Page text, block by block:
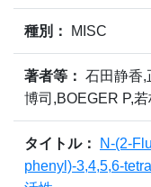
種別： MISC
著者等： 石田静香,
博司,BOEGER P,
タイトル：
N-(2-
phenyl)-3,4,5,6-